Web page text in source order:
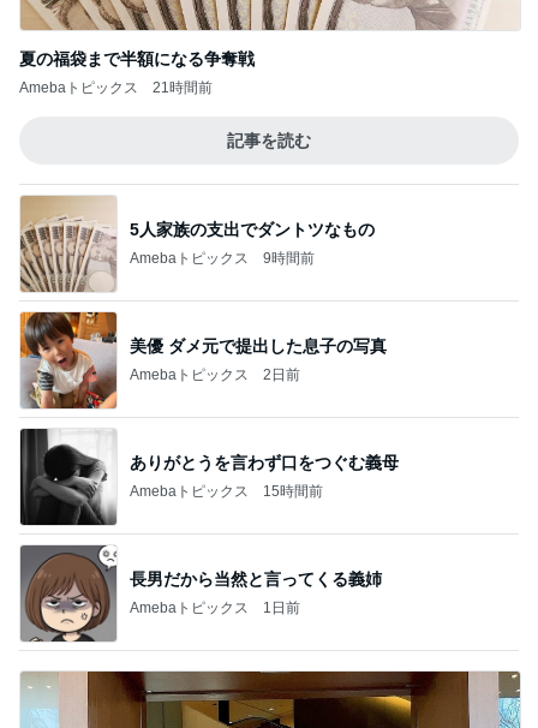
夏の福袋まで半額になる争奪戦
Amebaトピックス 21時間前
記事を読む
5人家族の支出でダントツなもの
Amebaトピックス 9時間前
美優 ダメ元で提出した息子の写真
Amebaトピックス 2日前
ありがとうを言わず口をつぐむ義母
Amebaトピックス 15時間前
長男だから当然と言ってくる義姉
Amebaトピックス 1日前